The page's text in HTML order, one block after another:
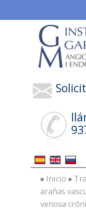
» Inicio »
arañas
venosa